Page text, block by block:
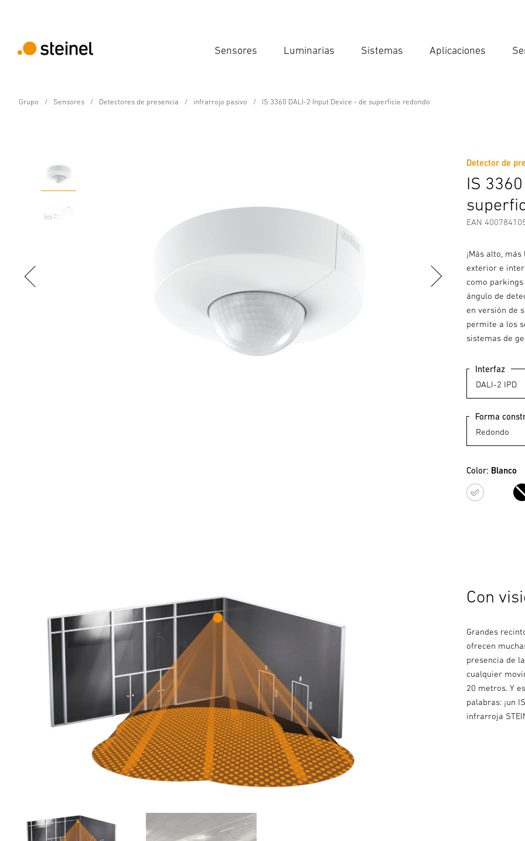
Sensores Luminarias Sistemas Aplicaciones
Grupo Sensores Detectores de presencia infrarrojo pasivo IS 3360 DALI-2 Input Device - de superficie redondo
Detector de
IS
EAN
¡Más alto,
exterior e
como
ángulo de
en versión de
permite a los
sistemas de
Interfaz
Forma
Color: Blanco
Propiedades Instrucciones de Seguridad y Advertencias
Con
Grandes
ofrecen
presencia de
cualquier
20 metros. Y
palabras: ¡un
infrarroja